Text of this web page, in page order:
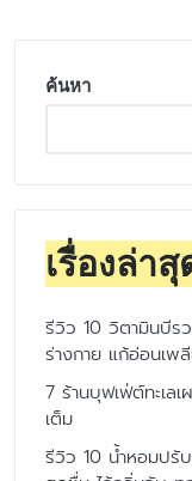
ค้นหา
เรื่องล่าสุ
รีวิว 10 วิตามินบีร
ร่างกาย แก้อ่อนเพ
7 ร้านบุฟเฟ่ต์ทะเล
เต็ม
รีวิว 10 น้ำหอมปรั